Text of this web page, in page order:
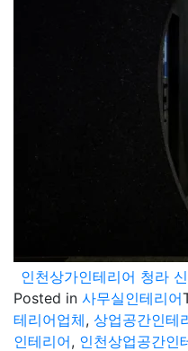
Posted in 사무실인테리어
테리어업체, 상업공간인테
인테리어, 인천상업공간인